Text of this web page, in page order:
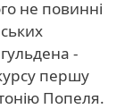
не повинні
-
першу
Попеля.